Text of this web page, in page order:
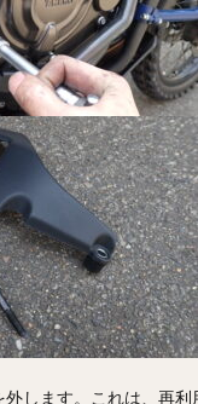
します。これは、再利